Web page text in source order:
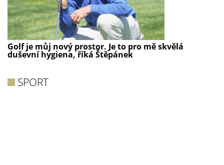
Golf je můj nový prostor. Je to pro mě skvělá
duševní hygiena, říká Štěpánek
SPORT